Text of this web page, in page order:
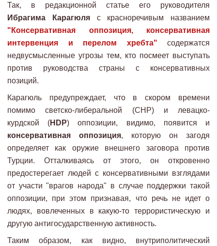
Так, в редакционной статье его руководителя
Ибрагима Карагюляс красноречивым названием
"Консервативная оппозиция, консервативная
интервенция и перелом хребта" содержатся
недвусмысленные угрозы тем, кто посмеет выступать
против руководства страны с консервативных
позиций.
Карагюль предупреждает, что в скором времени
помимо светско-либеральной (CHP) и левацко-
курдской (HDP) оппозиции, видимо, появится и
консервативная оппозиция, которую он загодя
определяет как оружие внешнего заговора против
Турции. Отталкиваясь от этого, он откровенно
предостерегает людей с консервативными взглядами
от участи "врагов народа" в случае поддержки такой
оппозиции, при этом признавая, что речь не идет о
людях, вовлеченных в какую-то террористическую и
другую антигосударственную активность.
Таким образом, как видно, внутриполитический